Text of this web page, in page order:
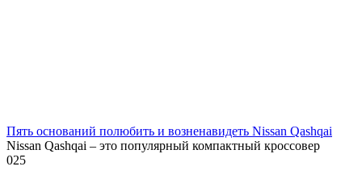
Пять оснований полюбить и возненавидеть Nissan Qashqai
Nissan Qashqai – это популярный компактный кроссовер
025